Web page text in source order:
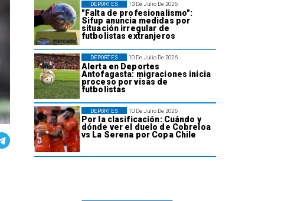
13 De Julio De 2026
"Falta de profesionalismo":
Sifup anuncia medidas por
situación irregular de
futbolistas extranjeros
DEPORTES
10 De Julio De 2026
Alerta en Deportes
Antofagasta: migraciones inicia
proceso por visas de
futbolistas
DEPORTES
10 De Julio De 2026
Por la clasificación: Cuándo y
dónde ver el duelo de Cobreloa
vs La Serena por Copa Chile
DEPORTES